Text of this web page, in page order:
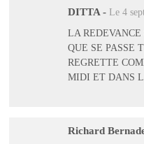
DITTA - Le 4
LA REDEVANCE
QUE SE PASSE
REGRETTE
MIDI ET DANS
Richard